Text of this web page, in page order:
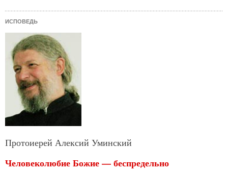
ИСПОВЕДЬ
Протоиерей Алексий Уминский
Человеколюбие Божие — беспредельно